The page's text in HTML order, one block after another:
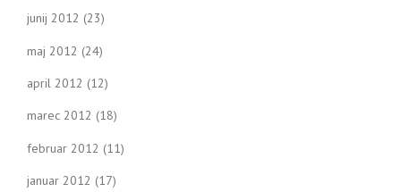
junij 2012 (23)
maj 2012 (24)
april 2012 (12)
marec 2012 (18)
februar 2012 (11)
januar 2012 (17)